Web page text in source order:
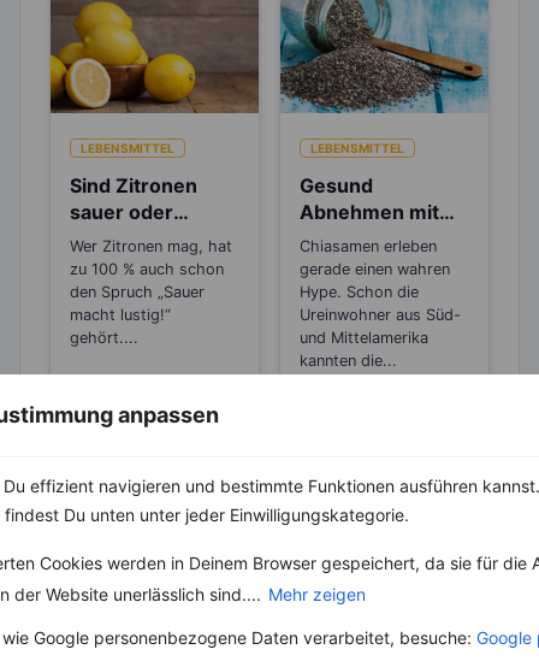
anpassen
effizient navigieren und bestimmte Funktionen ausführen
Du unten unter jeder Einwilligungskategorie.
Cookies werden in Deinem Browser gespeichert, da sie für die
der Website unerlässlich sind.... Mehr zeigen
Google personenbezogene Daten verarbeitet, besuche: Google
LEBENSMITTEL
Sind Zitronen
sauer oder
basisch?
Wer Zitronen mag, hat
zu 100 % auch schon
den Spruch „Sauer
macht lustig!“
gehört....
LEBENSMITTEL
Gesund
Abnehmen mit
dem Superfood
Chiasamen
Chiasamen erleben
gerade einen wahren
Hype. Schon die
Ureinwohner aus Süd-
und Mittelamerika
kannten die...
Weitere Vegetarische Rezepte
Kalorien:668 kcal